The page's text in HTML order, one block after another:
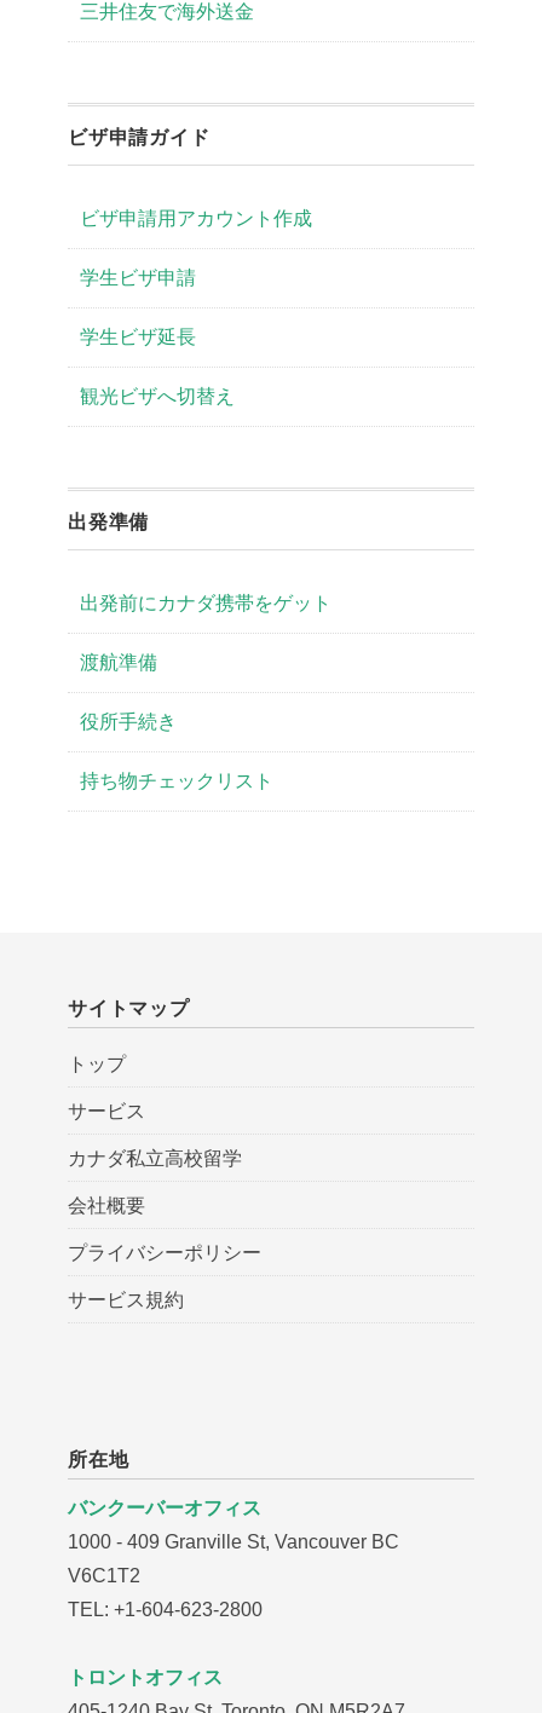
三井住友で海外送金
ビザ申請ガイド
ビザ申請用アカウント作成
学生ビザ申請
学生ビザ延長
観光ビザへ切替え
出発準備
出発前にカナダ携帯をゲット
渡航準備
役所手続き
持ち物チェックリスト
サイトマップ
トップ
サービス
カナダ私立高校留学
会社概要
プライバシーポリシー
サービス規約
所在地
バンクーバーオフィス
1000 - 409 Granville St, Vancouver BC
V6C1T2
TEL: +1-604-623-2800
トロントオフィス